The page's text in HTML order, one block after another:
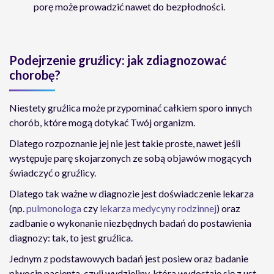
porę może prowadzić nawet do bezpłodności.
Podejrzenie gruźlicy: jak zdiagnozować
chorobę?
Niestety gruźlica może przypominać całkiem sporo innych
chorób, które mogą dotykać Twój organizm.
Dlatego rozpoznanie jej nie jest takie proste, nawet jeśli
występuje parę skojarzonych ze sobą objawów mogących
świadczyć o gruźlicy.
Dlatego tak ważne w diagnozie jest doświadczenie lekarza
(np.pulmonologaczy lekarza medycyny rodzinnej) oraz
zadbanie o wykonanie niezbędnych badań do postawienia
diagnozy: tak, to jest gruźlica.
Jednym z podstawowych badań jest posiew oraz badanie